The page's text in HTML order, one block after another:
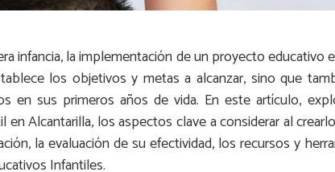
infancia, la implementación de un proyecto
los objetivos y metas a alcanzar, sino que
en sus primeros años de vida. En este artículo,
Alcantarilla, los aspectos clave a considerar al
la evaluación de su efectividad, los recursos y
Infantiles.